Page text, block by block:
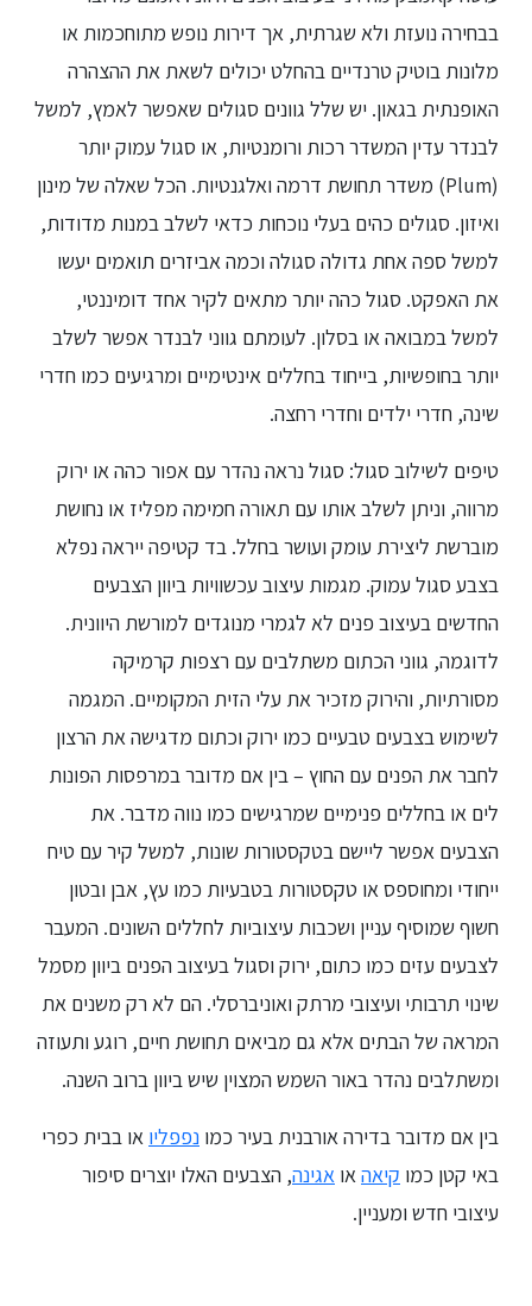
בבחירה נועזת ולא שגרתית, אך דירות נופש מתוחכמות או
מלונות בוטיק טרנדיים בהחלט יכולים לשאת את ההצהרה
האופנתית בגאון. יש שלל גוונים סגולים שאפשר לאמץ, למשל
לבנדר עדין המשדר רכות ורומנטיות, או סגול עמוק יותר
(Plum) משדר תחושת דרמה ואלגנטיות. הכל שאלה של מינון
ואיזון. סגולים כהים בעלי נוכחות כדאי לשלב במנות מדודות,
למשל ספה אחת גדולה סגולה וכמה אביזרים תואמים יעשו
את האפקט. סגול כהה יותר מתאים לקיר אחד דומיננטי,
למשל במבואה או בסלון. לעומתם גווני לבנדר אפשר לשלב
יותר בחופשיות, בייחוד בחללים אינטימיים ומרגיעים כמו חדרי
שינה, חדרי ילדים וחדרי רחצה.
טיפים לשילוב סגול: סגול נראה נהדר עם אפור כהה או ירוק
מרווה, וניתן לשלב אותו עם תאורה חמימה מפליז או נחושת
מוברשת ליצירת עומק ועושר בחלל. בד קטיפה ייראה נפלא
בצבע סגול עמוק. מגמות עיצוב עכשוויות ביוון הצבעים
החדשים בעיצוב פנים לא לגמרי מנוגדים למורשת היוונית.
לדוגמה, גווני הכתום משתלבים עם רצפות קרמיקה
מסורתיות, והירוק מזכיר את עלי הזית המקומיים. המגמה
לשימוש בצבעים טבעיים כמו ירוק וכתום מדגישה את הרצון
לחבר את הפנים עם החוץ – בין אם מדובר במרפסות הפונות
לים או בחללים פנימיים שמרגישים כמו נווה מדבר. את
הצבעים אפשר ליישם בטקסטורות שונות, למשל קיר עם טיח
ייחודי ומחוספס או טקסטורות בטבעיות כמו עץ, אבן ובטון
חשוף שמוסיף עניין ושכבות עיצוביות לחללים השונים. המעבר
לצבעים עזים כמו כתום, ירוק וסגול בעיצוב הפנים ביוון מסמל
שינוי תרבותי ועיצובי מרתק ואוניברסלי. הם לא רק משנים את
המראה של הבתים אלא גם מביאים תחושת חיים, רוגע ותעוזה
ומשתלבים נהדר באור השמש המצוין שיש ביוון ברוב השנה.
בין אם מדובר בדירה אורבנית בעיר כמו נפפליו או בבית כפרי
באי קטן כמו קיאהאו אגינה, הצבעים האלו יוצרים סיפור
עיצובי חדש ומעניין.